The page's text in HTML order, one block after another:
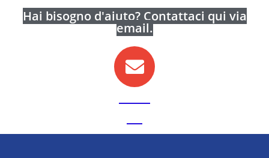
Hai bisogno d'aiuto? Contattaci qui via
email.